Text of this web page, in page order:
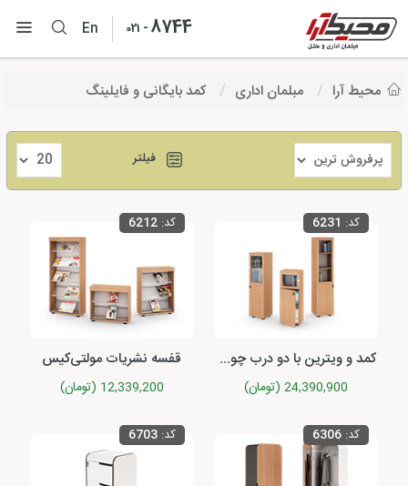
En 021 -8744
محیط آرا مبلمان اداری کمد بایگانی و فایلینگ
فیلتر
کد: 6231
کمد و ویترین با دو درب چوبی و شیشه‌ای مولتی‌کیس
24,390,900 (تومان)
کد: 6212
قفسه نشریات مولتی‌کیس
12,339,200 (تومان)
کد: 6306 کد: 6703